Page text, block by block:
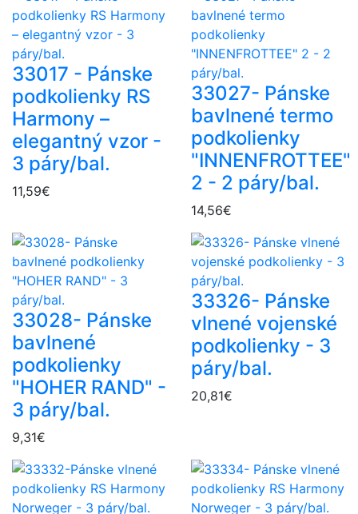
33017 - Pánske
podkolienky RS
Harmony –
elegantný vzor -
3 páry/bal.
11,59€
33027- Pánske
bavlnené termo
podkolienky
"INNENFROTTEE"
2 - 2 páry/bal.
14,56€
33028- Pánske
bavlnené
podkolienky
"HOHER RAND" -
3 páry/bal.
9,31€
33326- Pánske
vlnené vojenské
podkolienky - 3
páry/bal.
20,81€